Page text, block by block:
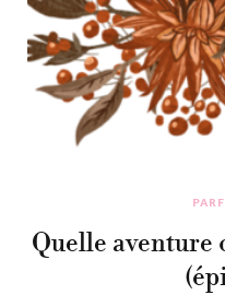
Quelle aventure